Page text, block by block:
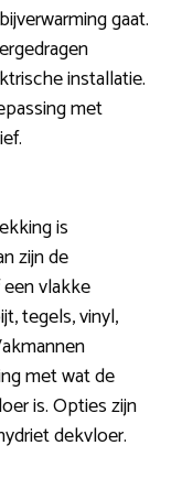
gaat.
installatie.
met
is
zijn de
vlakke
tegels, vinyl,
met wat de
is. Opties zijn
dekvloer.